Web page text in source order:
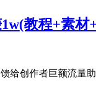
教程+素材
创作者巨额流量